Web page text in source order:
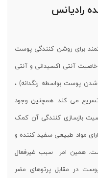
رادیانس
برای روشن کنندگی پوست
آنتی اکسیدانی و آنتی
شدن پوست بواسطه رنگدانه) ،
می کند. همچنین وجود
بازسازی کنندگی آن کمک
مواد طبیعی سفید کننده و
همین امر سبب غیرفعال
در مقابل پرتوهای مضر